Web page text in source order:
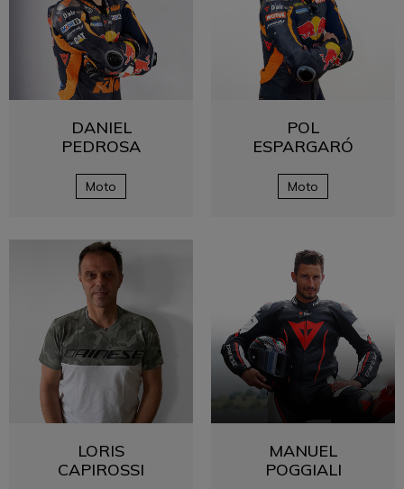
DANIEL
PEDROSA
Moto
POL
ESPARGARÓ
Moto
LORIS
CAPIROSSI
MANUEL
POGGIALI